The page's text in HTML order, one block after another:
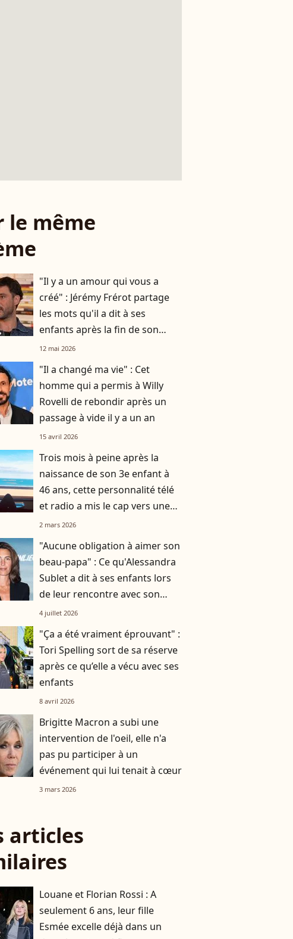
le même
"Il y a un amour qui vous a
créé" : Jérémy Frérot partage
les mots qu'il a dit à ses
enfants après la fin de son
histoire avec leur mère Laure
12 mai 2026
"Il a changé ma vie" : Cet
homme qui a permis à Willy
Rovelli de rebondir après un
passage à vide il y a un an
15 avril 2026
Trois mois à peine après la
naissance de son 3e enfant à
46 ans, cette personnalité télé
et radio a mis le cap vers une
destination chic et prisée
2 mars 2026
"Aucune obligation à aimer son
beau-papa" : Ce qu'Alessandra
Sublet a dit à ses enfants lors
de leur rencontre avec son
nouveau mari
4 juillet 2026
"Ça a été vraiment éprouvant" :
Tori Spelling sort de sa réserve
après ce qu’elle a vécu avec ses
enfants
8 avril 2026
Brigitte Macron a subi une
intervention de l'oeil, elle n'a
pas pu participer à un
événement qui lui tenait à cœur
3 mars 2026
articles
Louane et Florian Rossi : A
seulement 6 ans, leur fille
Esmée excelle déjà dans un